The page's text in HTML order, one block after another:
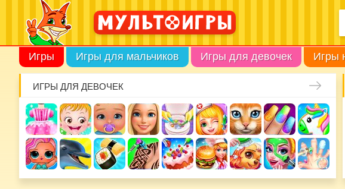
Игры Игры для мальчиков Игры для девочек Игры
ИГРЫ ДЛЯ ДЕВОЧЕК